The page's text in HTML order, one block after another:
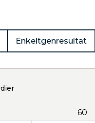
Enkeltgenresultat
60